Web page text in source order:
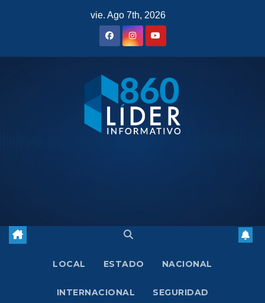
vie. Ago 7th, 2026
LOCAL ESTADO NACIONAL
INTERNACIONAL SEGURIDAD